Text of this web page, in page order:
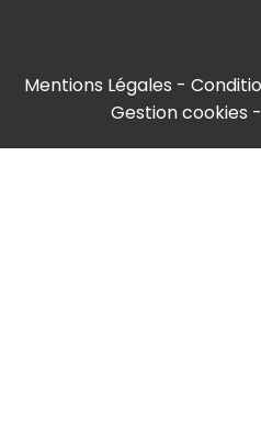
Mentions Légales
Gestion cookies